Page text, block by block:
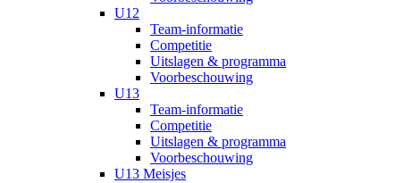
U12
Team-informatie
Competitie
Uitslagen & programma
Voorbeschouwing
U13
Team-informatie
Competitie
Uitslagen & programma
Voorbeschouwing
U13 Meisjes